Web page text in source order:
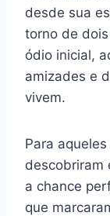
desde sua
torno de
ódio inicial,
amizades e
vivem.
Para
descobriram
a chance
que